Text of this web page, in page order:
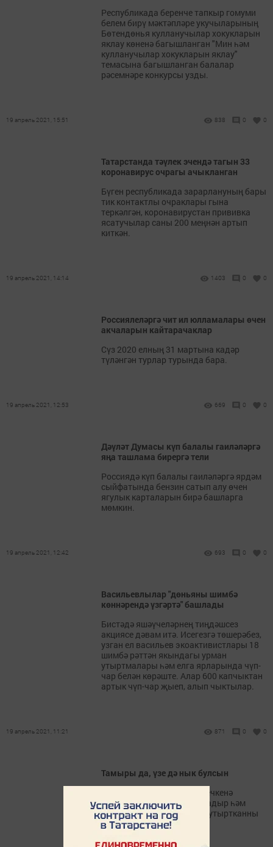
Республикада беренче тапкыр гомуми
белем бирү мәктәпләре укучыларының
Бөтендөнья кулланучылар хокукларын
яклау көненә багышланган "Мин һәм
кулланучылар хокукларын яклау"
темасына багышланган балалар
рәсемнәре конкурсы узды.
19 апрель 2021, 15:51 838 0 0
Татарстанда тәүлек эчендә тагын 33
коронавирус очрагы ачыкланган
Бүген республикада зарарлануның бары
тик контактлы очраклары гына
теркәлгән, коронавирустан прививка
ясатучылар саны 200 меңнән артып
киткән.
19 апрель 2021, 14:14 1403 0 0
Россиялеләргә чит ил юлламалары өчен
акчаларын кайтарачаклар
Сүз 2020 елның 31 мартына кадәр
түләнгән турлар турында бара.
19 апрель 2021, 12:53 669 0 0
Дәүләт Думасы күп балалы гаиләләргә
яңа ташлама бирергә тели
Россиядә күп балалы гаиләләргә ярдәм
сыйфатында бензин сатып алу өчен
ягулык карталарын бирә башларга
мөмкин.
19 апрель 2021, 12:42 693 0 0
Васильевлылар "дөньяны шимбә
көннәрендә үзгәртә" башлады
Бистәдә яшәүчеләрнең тиңдәшсез
акциясе дәвам итә. Исегезгә төшерәбез,
узган ел васильев экоактивистлары 18
шимбә рәттән якындагы урман
утыртмалары һәм елга ярларында чүп-
чар белән көрәште. Алар 600 капчыктан
артык чүп-чар җыеп, алып чыктылар.
19 апрель 2021, 11:21 871 0 0
Тамыры да, үзе дә нык булсын
Инде һәркемнең өендәге кечкенә
бакчасы гөрләп үсеп утырадыр һәм
тышка, теплицага күчереп утыртканны
көтәдер.